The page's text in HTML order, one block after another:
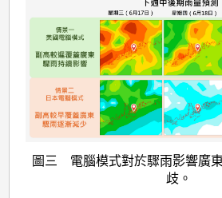
圖三 電腦模式對於驟雨影響廣
歧。